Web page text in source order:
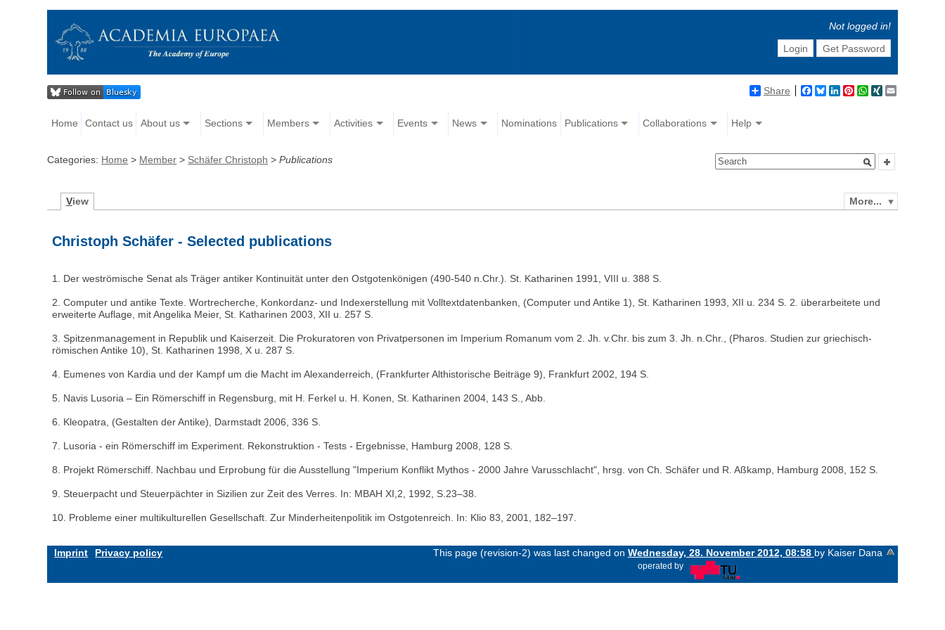
Not logged in!
Login
Get Password
Share Facebook
BlueskyLinkedIn
Pinterest
WhatsApp
XING
Home Contact us About us Sections Members Activities Events News Nominations Publications Collaborations Help
Categories: Home > Member > Schäfer Christoph >Publications
More...
View
Christoph Schäfer - Selected publications
1. Der weströmische Senat als Träger antiker Kontinuität unter den Ostgotenkönigen (490-540 n.Chr.). St. Katharinen 1991, VIII u. 388 S.
2. Computer und antike Texte. Wortrecherche, Konkordanz- und Indexerstellung mit Volltextdatenbanken, (Computer und Antike 1), St. Katharinen 1993, XII u. 234 S. 2. überarbeitete und
erweiterte Auflage, mit Angelika Meier, St. Katharinen 2003, XII u. 257 S.
3. Spitzenmanagement in Republik und Kaiserzeit. Die Prokuratoren von Privatpersonen im Imperium Romanum vom 2. Jh. v.Chr. bis zum 3. Jh. n.Chr., (Pharos. Studien zur griechisch-
römischen Antike 10), St. Katharinen 1998, X u. 287 S.
4. Eumenes von Kardia und der Kampf um die Macht im Alexanderreich, (Frankfurter Althistorische Beiträge 9), Frankfurt 2002, 194 S.
5. Navis Lusoria – Ein Römerschiff in Regensburg, mit H. Ferkel u. H. Konen, St. Katharinen 2004, 143 S., Abb.
6. Kleopatra, (Gestalten der Antike), Darmstadt 2006, 336 S.
7. Lusoria - ein Römerschiff im Experiment. Rekonstruktion - Tests - Ergebnisse, Hamburg 2008, 128 S.
8. Projekt Römerschiff. Nachbau und Erprobung für die Ausstellung "Imperium Konflikt Mythos - 2000 Jahre Varusschlacht", hrsg. von Ch. Schäfer und R. Aßkamp, Hamburg 2008, 152 S.
9. Steuerpacht und Steuerpächter in Sizilien zur Zeit des Verres. In: MBAH XI,2, 1992, S.23–38.
10. Probleme einer multikulturellen Gesellschaft. Zur Minderheitenpolitik im Ostgotenreich. In: Klio 83, 2001, 182–197.
Imprint Privacy policy This page (revision-2) was last changed on Wednesday, 28. November 2012, 08:58 by Kaiser Dana
operated by